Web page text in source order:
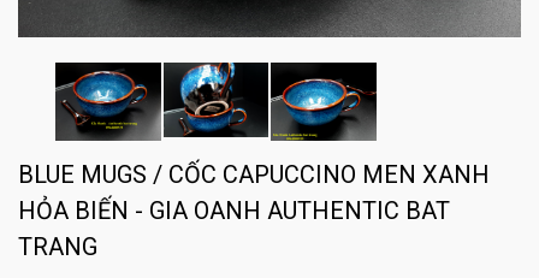
BLUE MUGS / CỐC CAPUCCINO MEN XANH
HỎA BIẾN - GIA OANH AUTHENTIC BAT
TRANG